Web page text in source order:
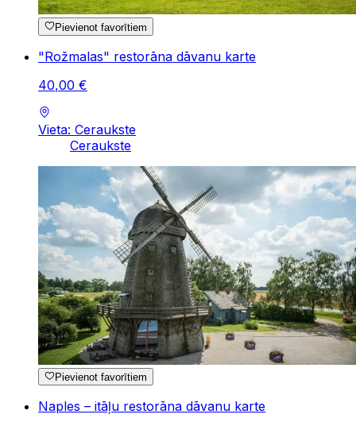
Pievienot favorītiem
"Rožmalas" restorāna dāvanu karte
40,00 €
Vieta: Ceraukste
Ceraukste
Pievienot favorītiem
Naples – itāļu restorāna dāvanu karte